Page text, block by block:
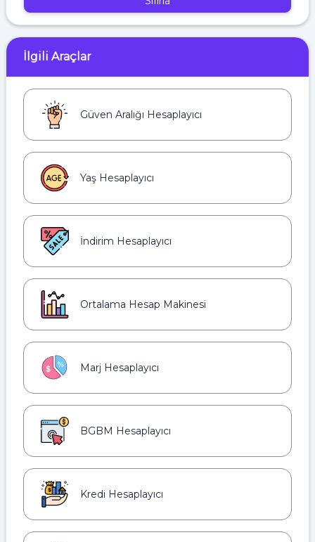
İlgili Araçlar
Güven Aralığı Hesaplayıcı
Yaş Hesaplayıcı
İndirim Hesaplayıcı
Ortalama Hesap Makinesi
Marj Hesaplayıcı
BGBM Hesaplayıcı
Kredi Hesaplayıcı